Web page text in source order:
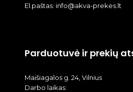
El.paštas: info@akva-prekes.lt
Parduotuvė ir prekių
Maišiagalos g. 24, Vilnius
Darbo laikas: